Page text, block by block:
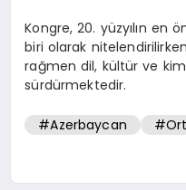
Kongre, 20. yüzyılın en
biri olarak
rağmen dil, kültür ve
sürdürmektedir.
#Azerbaycan